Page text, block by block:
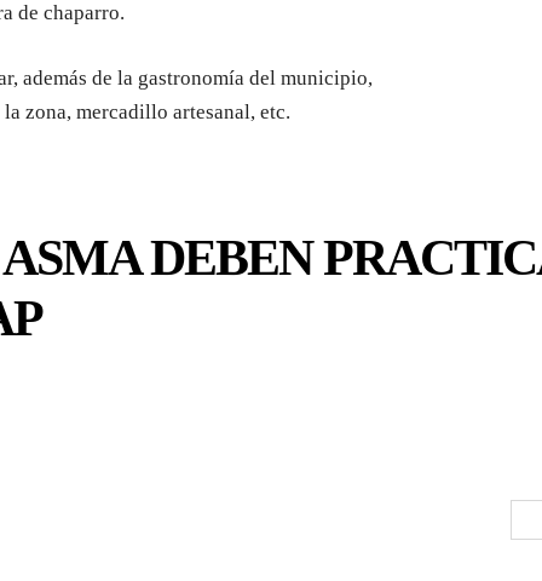
de chaparro.
además de la gastronomía del municipio,
zona, mercadillo artesanal, etc.